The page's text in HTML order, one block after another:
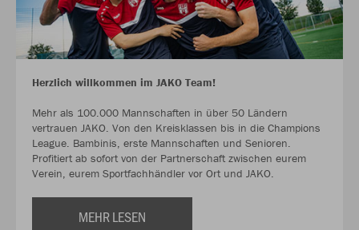
Herzlich willkommen im JAKO Team!
Mehr als 100.000 Mannschaften in über 50 Ländern
vertrauen JAKO. Von den Kreisklassen bis in die Champions
League. Bambinis, erste Mannschaften und Senioren.
Profitiert ab sofort von der Partnerschaft zwischen eurem
Verein, eurem Sportfachhändler vor Ort und JAKO.
MEHR LESEN